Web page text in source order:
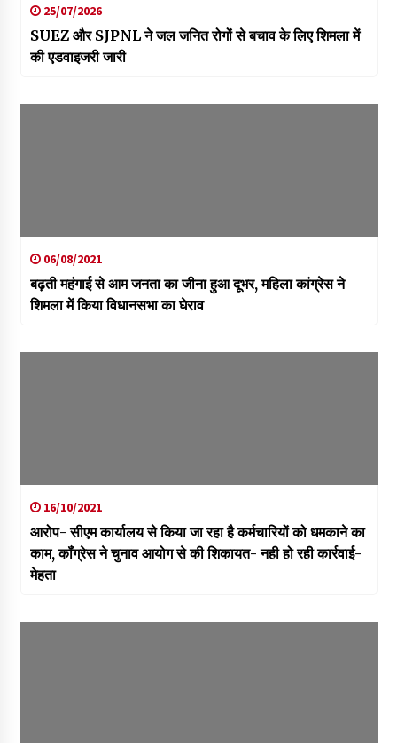
25/07/2026
SUEZ और SJPNL ने जल जनित रोगों से बचाव के लिए शिमला में
की एडवाइजरी जारी
06/08/2021
बढ़ती महंगाई से आम जनता का जीना हुआ दूभर, महिला कांग्रेस ने
शिमला में किया विधानसभा का घेराव
16/10/2021
आरोप- सीएम कार्यालय से किया जा रहा है कर्मचारियों को धमकाने का
काम, कॉंग्रेस ने चुनाव आयोग से की शिकायत- नही हो रही कार्रवाई-
मेहता